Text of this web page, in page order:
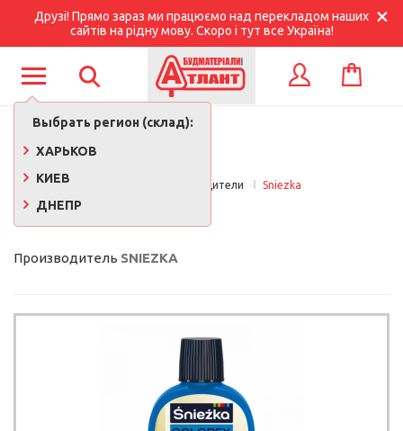
Друзі! Прямо зараз ми працюємо над перекладом наших
сайтів на рідну мову. Скоро і тут все Україна!
Выбрать регион (склад):
ХАРЬКОВ
КИЕВ
ДНЕПР
КОРЗИНА
Производители Sniezka
SNIEZKA
Производитель SNIEZKA